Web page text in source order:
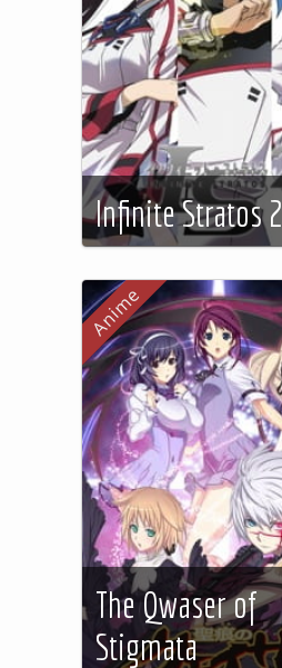
Infinite Stratos 2
The Qwaser of
Stigmata